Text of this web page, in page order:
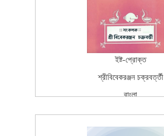
ইষ্ট-প্রোক্ত
শ্রীবিবেকরঞ্জন চক্রবর্ত্তী
বাংলা
চর্য্যাশ্রম প্রকাশন